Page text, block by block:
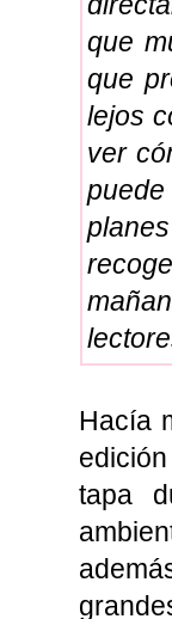
que
que
lejos
ver
puede
Hacía
tapa